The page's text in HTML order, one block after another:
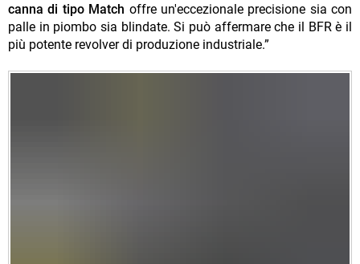
canna di tipo Match offre un'eccezionale precisione sia con
palle in piombo sia blindate. Si può affermare che il BFR è il
più potente revolver di produzione industriale.”